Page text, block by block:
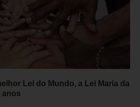
Lei do Mundo, a Lei Maria da
anos